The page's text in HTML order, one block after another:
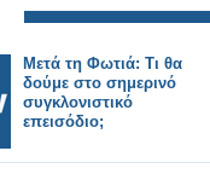
Μετά τη Φωτιά: Τι θα
δούμε στο σημερινό
συγκλονιστικό
επεισόδιο;